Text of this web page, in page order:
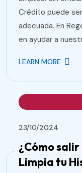
Crédito puede
adecuada. En
en ayudar a
LEARN MORE
23/10/2024
¿Cómo
Limpia tu